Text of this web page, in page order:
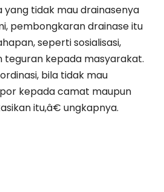
tidak mau drainasenya
pembongkaran drainase itu
seperti sosialisasi,
teguran kepada masyarakat.
bila tidak mau
kepada camat maupun
itu,â€ ungkapnya.